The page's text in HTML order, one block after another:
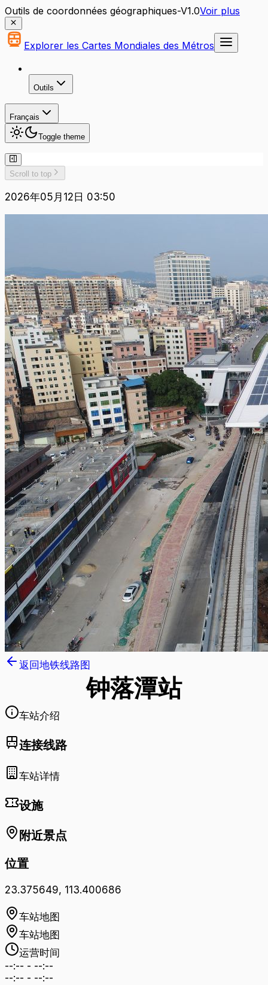
Outils de coordonnées géographiques-V1.0Voir plus
Explorer les Cartes Mondiales des Métros
Outils
Français
Toggle theme
Scroll to top
2026年05月12日 03:50
返回地铁线路图
钟落潭站
车站介绍
连接线路
车站详情
设施
附近景点
位置
23.375649, 113.400686
车站地图
车站地图
运营时间
--:-- - --:--
--:-- - --:--